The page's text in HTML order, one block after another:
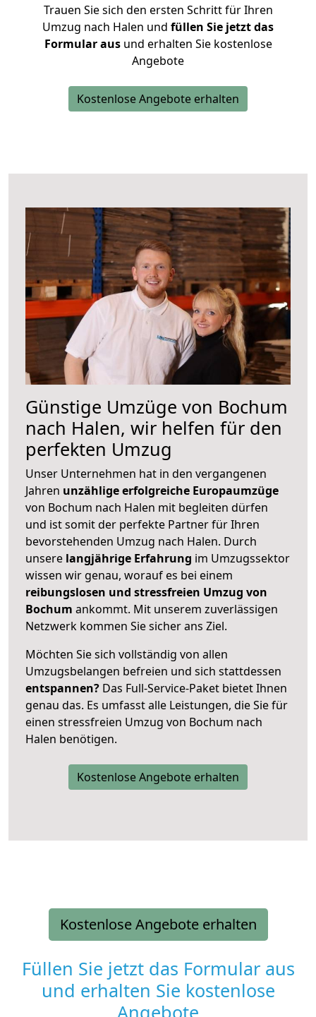
Trauen Sie sich den ersten Schritt für Ihren
Umzug nach Halen und füllen Sie jetzt das
Formular ausund erhalten Sie kostenlose
Angebote
Kostenlose Angebote erhalten
Günstige Umzüge von Bochum
nach Halen, wir helfen für den
perfekten Umzug
Unser Unternehmen hat in den vergangenen
Jahren unzählige erfolgreiche Europaumzüge
von Bochum nach Halen mit begleiten dürfen
und ist somit der perfekte Partner für Ihren
bevorstehenden Umzug nach Halen. Durch
unsere langjährige Erfahrung im Umzugssektor
wissen wir genau, worauf es bei einem
reibungslosen und stressfreien Umzug von
Bochum ankommt. Mit unserem zuverlässigen
Netzwerk kommen Sie sicher ans Ziel.
Möchten Sie sich vollständig von allen
Umzugsbelangen befreien und sich stattdessen
entspannen? Das Full-Service-Paket bietet Ihnen
genau das. Es umfasst alle Leistungen, die Sie für
einen stressfreien Umzug von Bochum nach
Halen benötigen.
Kostenlose Angebote erhalten
Kostenlose Angebote erhalten
Füllen Sie jetzt das Formular aus
und erhalten Sie kostenlose
Angebote